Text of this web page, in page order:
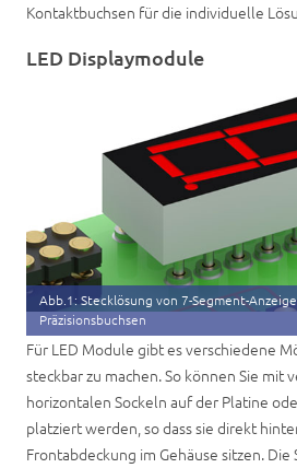
Kontaktbuchsen für die individuelle
LED Displaymodule
Abb.1: Stecklösung von 7-Segment-
Präzisionsbuchsen
Für LED Module gibt es verschiedene
steckbar zu machen. So können Sie mit
horizontalen Sockeln auf der Platine
platziert werden, so dass sie direkt
Frontabdeckung im Gehäuse sitzen.